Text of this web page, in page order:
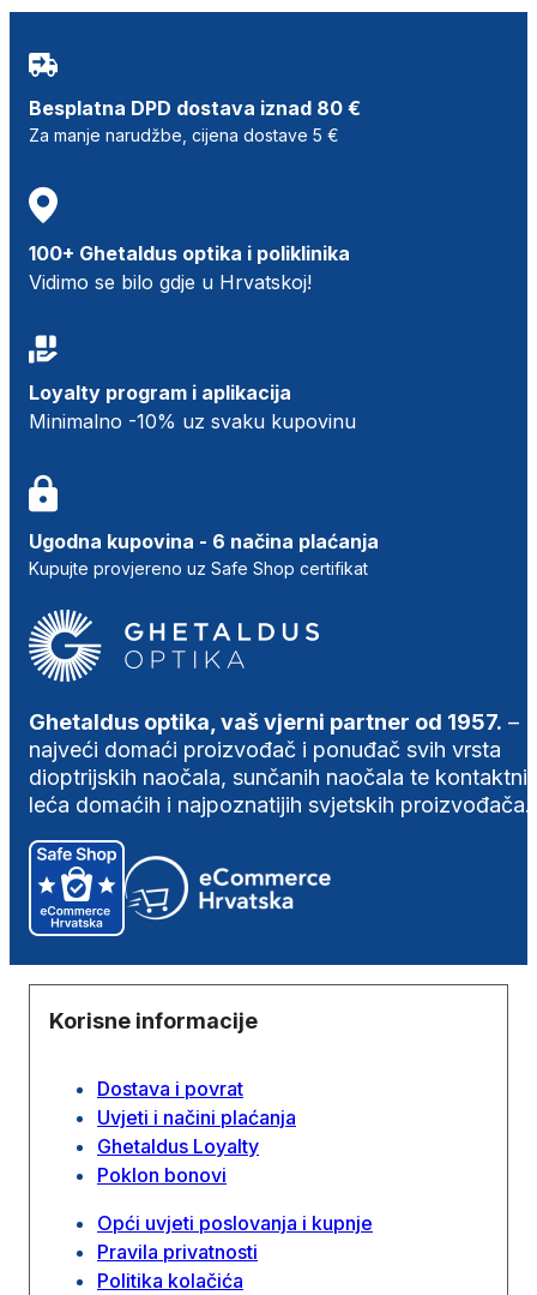
Besplatna DPD dostava iznad 80 €
Za manje narudžbe, cijena dostave 5 €
100+ Ghetaldus optika i poliklinika
Vidimo se bilo gdje u Hrvatskoj!
Loyalty program i aplikacija
Minimalno -10% uz svaku kupovinu
Ugodna kupovina - 6 načina plaćanja
Kupujte provjereno uz Safe Shop certifikat
Ghetaldus optika, vaš vjerni partner od 1957. –
najveći domaći proizvođač i ponuđač svih vrsta
dioptrijskih naočala, sunčanih naočala te
leća domaćih i najpoznatijih svjetskih proizvođača.
Korisne informacije
Dostava i povrat
Uvjeti i načini plaćanja
Ghetaldus Loyalty
Poklon bonovi
Opći uvjeti poslovanja i kupnje
Pravila privatnosti
Politika kolačića